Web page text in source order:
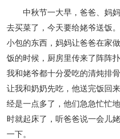
中秋节一大早，爸爸、妈
去买菜了，今天要给姥爷送饭
小包的东西，妈妈让爸爸在家
饭的时候，厨房里传来了阵阵
我和姥爷都十分爱吃的清炖排
让我和奶奶先吃，他送完饭回
经是一点多了，他们急急忙忙
时就起床了，听爸爸说一会儿
一下。